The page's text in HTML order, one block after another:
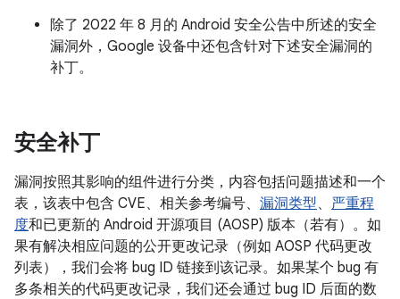
除了 2022 年 8 月的 Android 安全公告中所述的安全
漏洞外，Google 设备中还包含针对下述安全漏洞的
补丁。
安全补丁
漏洞按照其影响的组件进行分类，内容包括问题描述和一个
表，该表中包含 CVE、相关参考编号、 漏洞类型、 严重程
度和已更新的 Android 开源项目 (AOSP) 版本（若有）。如
果有解决相应问题的公开更改记录（例如 AOSP 代码更改
列表），我们会将 bug ID 链接到该记录。如果某个 bug 有
多条相关的代码更改记录，我们还会通过 bug ID 后面的数